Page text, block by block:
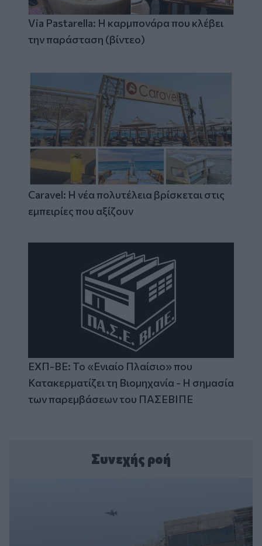
Via Pastarella: Η καρμπονάρα που κλέβει
την παράσταση (βίντεο)
Caravel: Η νέα πολυτέλεια βρίσκεται στις
εμπειρίες που αξίζουν
ΕΧΠ-ΒΕ: Το «Ενιαίο Πλαίσιο» που
Κατακερματίζει τη Βιομηχανία - Η σημασία
των παρεμβάσεων του ΠΑΣΕΒΙΠΕ
Συνεχής ροή